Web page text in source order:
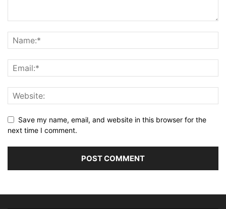
Save my name, email, and website in this browser for the
next time I comment.